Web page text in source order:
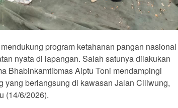
program ketahanan pangan nasional
nyata di lapangan. Salah satunya dilakukan
Bhabinkamtibmas Aiptu Toni mendampingi
yang berlangsung di kawasan Jalan Ciliwung,
(14/6/2026).